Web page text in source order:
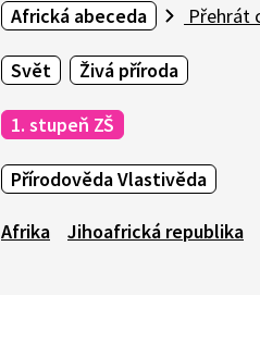
Africká abeceda Přehrát
Svět Živá příroda
1. stupeň ZŠ
Přírodověda Vlastivěda
Afrika Jihoafrická republika